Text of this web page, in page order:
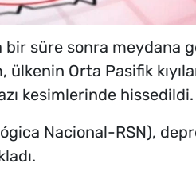
bir süre sonra meydana
Orta Pasifik
kesimlerinde hissedildi.
Nacional-RSN),